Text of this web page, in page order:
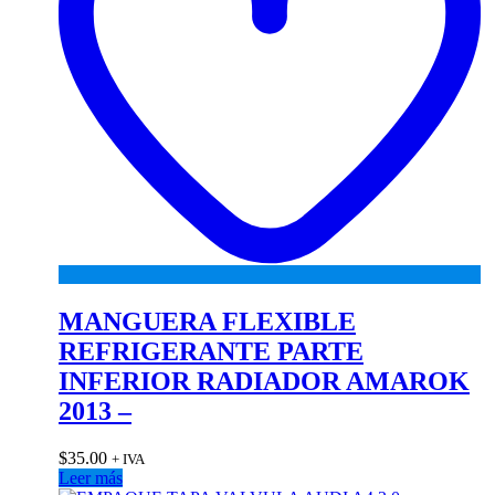
MANGUERA FLEXIBLE
REFRIGERANTE PARTE
INFERIOR RADIADOR AMAROK
2013 –
$35.00 + IVA
Leer más